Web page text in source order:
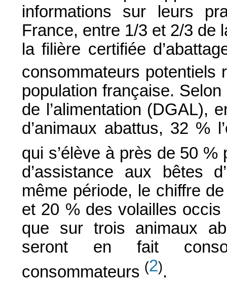
informations sur leurs
France, entre 1/3 et 2/3 de
la filière certifiée
consommateurs potentiels
population française.
de l’alimentation (DGAL),
d’animaux abattus, 32 %
qui s’élève à près de 50
d’assistance aux bêtes
même période, le chiffre
et 20 % des volailles
que sur trois animaux
seront en fait
consommateurs (2).